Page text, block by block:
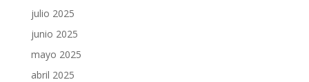
julio 2025
junio 2025
mayo 2025
abril 2025